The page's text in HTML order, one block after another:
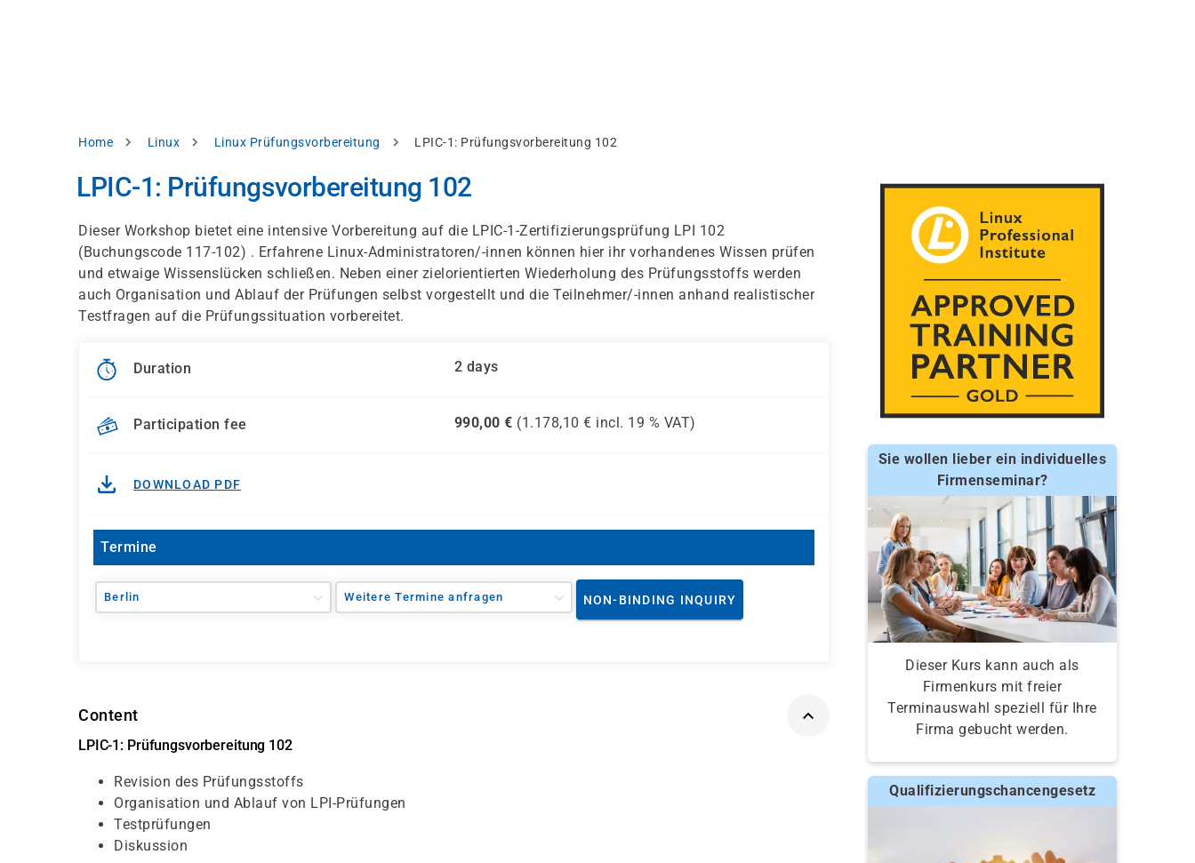
Breadcrumb
Home Linux Linux Prüfungsvorbereitung LPIC-1: Prüfungsvorbereitung 102
LPIC-1: Prüfungsvorbereitung 102
Dieser Workshop bietet eine intensive Vorbereitung auf die LPIC-1-Zertifizierungsprüfung LPI 102
(Buchungscode 117-102) . Erfahrene Linux-Administratoren/-innen können hier ihr vorhandenes Wissen prüfen
und etwaige Wissenslücken schließen. Neben einer zielorientierten Wiederholung des Prüfungsstoffs werden
auch Organisation und Ablauf der Prüfungen selbst vorgestellt und die Teilnehmer/-innen anhand realistischer
Testfragen auf die Prüfungssituation vorbereitet.
Duration 2 days
Participation fee 990,00 € (1.178,10 € incl. 19 % VAT)
DOWNLOAD PDF
Termine
Berlin Weitere Termine anfragen NON-BINDING INQUIRY
Content
LPIC-1: Prüfungsvorbereitung 102
Revision des Prüfungsstoffs
Organisation und Ablauf von LPI-Prüfungen
Testprüfungen
Diskussion
Sie wollen lieber ein individuelles
Firmenseminar?
Dieser Kurs kann auch als
Firmenkurs mit freier
Terminauswahl speziell für Ihre
Firma gebucht werden.
Qualifizierungschancengesetz